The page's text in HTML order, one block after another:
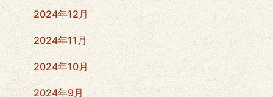
2024年12月
2024年11月
2024年10月
2024年9月